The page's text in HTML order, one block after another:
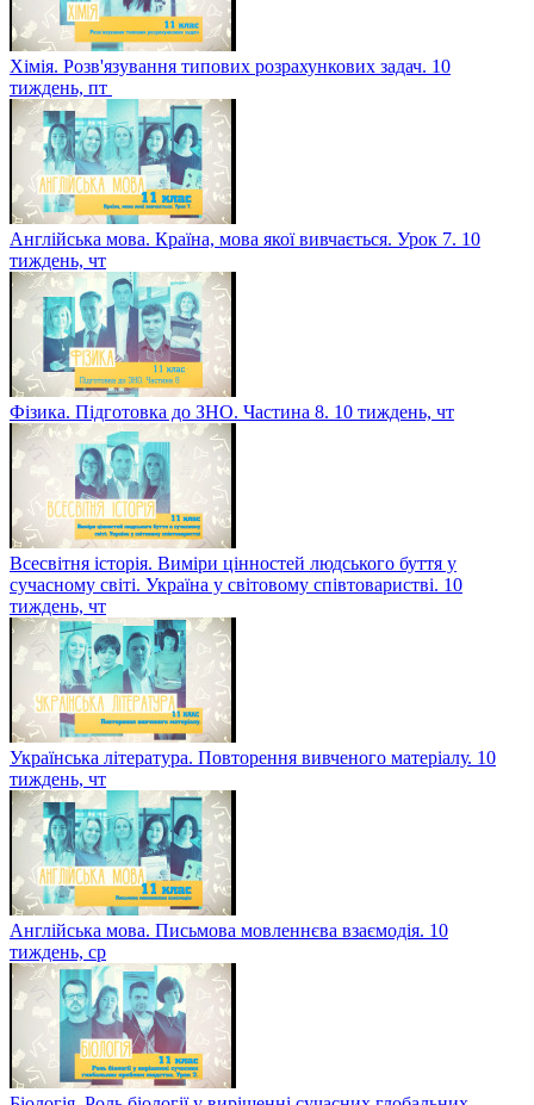
Хімія. Розв'язування типових розрахункових задач. 10
тиждень, пт
Англійська мова. Країна, мова якої вивчається. Урок 7. 10
тиждень, чт
Фізика. Підготовка до ЗНО. Частина 8. 10 тиждень, чт
Всесвітня історія. Виміри цінностей людського буття у
сучасному світі. Україна у світовому співтоваристві. 10
тиждень, чт
Українська література. Повторення вивченого матеріалу. 10
тиждень, чт
Англійська мова. Письмова мовленнєва взаємодія. 10
тиждень, ср